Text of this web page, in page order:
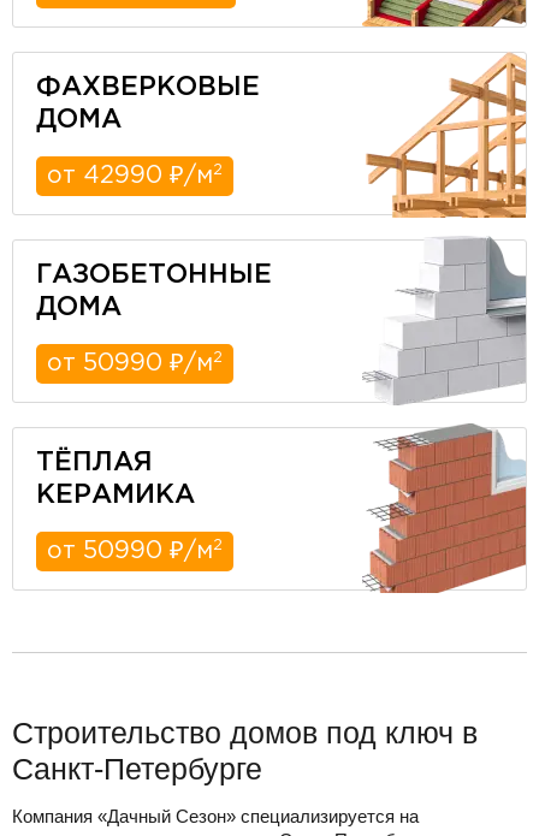
ФАХВЕРКОВЫЕ
ДОМА
от 42990 ₽/м2
ГАЗОБЕТОННЫЕ
ДОМА
от 50990 ₽/м2
ТЁПЛАЯ
КЕРАМИКА
от 50990 ₽/м2
Строительство домов под ключ в
Санкт-Петербурге
Компания «Дачный Сезон» специализируется на